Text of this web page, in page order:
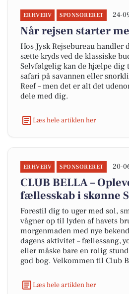
ERHVERV SPONSORERET 24-
Når rejsen starter
Hos Jysk Rejsebureau handler
sætte kryds ved de klassiske
Selvfølgelig kan de hjælpe dig
safari på savannen eller
Reef – men det er alt det
dele med dig.
Læs hele artiklen her
ERHVERV SPONSORERET 20-
CLUB BELLA –
fællesskab i skønne
Forestil dig to uger med sol,
vågner op til lyden af havets
morgenmaden med nye
dagens aktivitet – fællessang,
eller måske bare en rolig
god bog. Velkommen til Club
Læs hele artiklen her